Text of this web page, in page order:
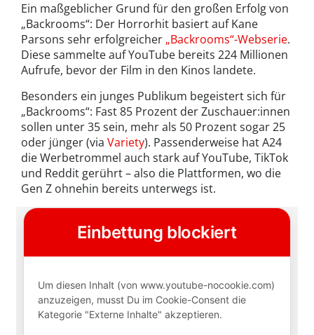
Ein maßgeblicher Grund für den großen Erfolg von
„Backrooms“: Der Horrorhit basiert auf Kane
Parsons sehr erfolgreicher„Backrooms“-Webserie.
Diese sammelte auf YouTube bereits 224 Millionen
Aufrufe, bevor der Film in den Kinos landete.
Besonders ein junges Publikum begeistert sich für
„Backrooms“: Fast 85 Prozent der Zuschauer:innen
sollen unter 35 sein, mehr als 50 Prozent sogar 25
oder jünger (via Variety). Passenderweise hat A24
die Werbetrommel auch stark auf YouTube, TikTok
und Reddit gerührt – also die Plattformen, wo die
Gen Z ohnehin bereits unterwegs ist.